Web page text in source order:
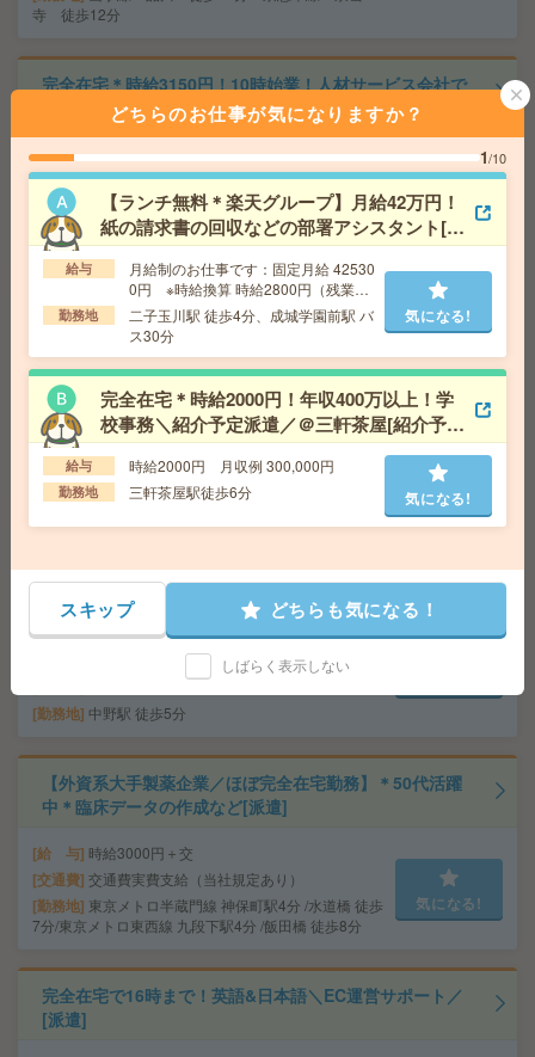
寺 徒歩12分
完全在宅＊時給3150円！10時始業！人材サービス会社で
広報のお仕事[派遣]
給 与 時給3150円～3600円＋交 【月収例】543,3
75円～ ■給与の前払いが可能な速払いサービスあり
交通費 交通費支給あり
勤務地
東京都千代田区 山手線 有楽町駅徒歩2分、
都営三田線 日比谷駅徒歩1分
気になる!
【完全在宅＊時給2500円】【KDDI】週3日勤務＆電話無
し！法務関連業務[派遣]
給 与
時給2500円＋交 ■給与の前払いが可能な速
払いサービスあり
交通費 交通費支給あり
勤務地 東京都港区 山手線 高輪ゲートウェイ駅徒歩
1分、都営浅草線 泉岳寺駅徒歩3分
気になる!
正など＊マニュアルあり[派遣]
給 与 月給制のお仕事です：固定月給 413100円 ※
時給換算 時給2550円（残業代・交通費は別途支給あ
交通費規定に基づき交通費支給
勤務地 中野駅 徒歩5分
【外資系大手製薬企業／ほぼ完全在宅勤務】＊50代活躍
中＊臨床データの作成など[派遣]
給 与 時給3000円＋交
交通費 交通費実費支給（当社規定あり）
勤務地 東京メトロ半蔵門線 神保町駅4分 /水道橋 徒歩
7分/東京メトロ東西線 九段下駅4分 /飯田橋 徒歩8分
気になる!
完全在宅で16時まで！英語&日本語＼EC運営サポート／
[派遣]
どちらのお仕事が気になりますか？
1/10
【ランチ無料＊楽天グループ】月給42万円！
紙の請求書の回収などの部署アシスタント[派
遣]
給与
月給制のお仕事です：固定月給 42530
0円 ※時給換算 時給2800円（残業
代・交通費は別途支給あり）
勤務地
二子玉川駅 徒歩4分、成城学園前駅 バ
ス30分
気になる!
完全在宅＊時給2000円！年収400万以上！学
校事務＼紹介予定派遣／＠三軒茶屋[紹介予定
派遣]
給与 時給2000円 月収例 300,000円
勤務地 三軒茶屋駅徒歩6分 気になる!
スキップ どちらも気になる！
しばらく表示しない